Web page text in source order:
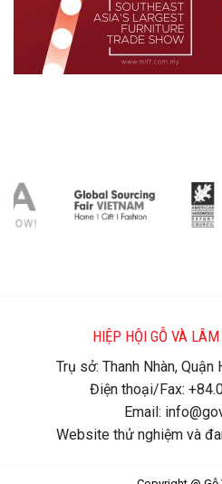
HIỆP HỘI GỖ VÀ
Trụ sở: Thanh Nhàn, Quận
Điện thoại/Fax:
Email:
Website thử nghiệm và